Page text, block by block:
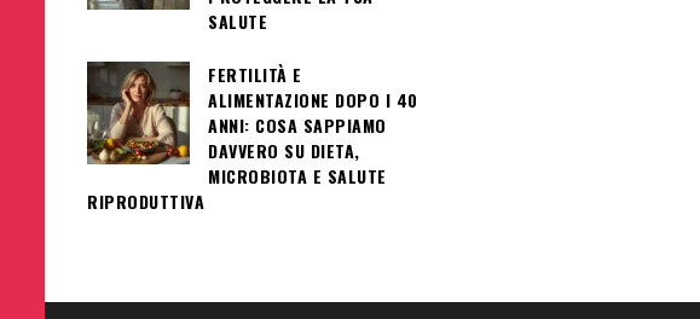
SALUTE
FERTILITÀ E
ALIMENTAZIONE DOPO I 40
ANNI: COSA SAPPIAMO
DAVVERO SU DIETA,
MICROBIOTA E SALUTE
RIPRODUTTIVA